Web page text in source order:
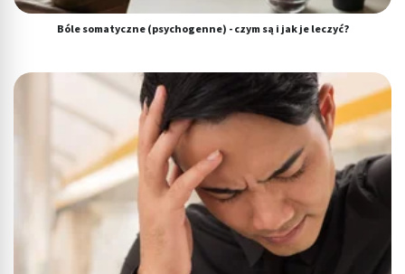
Bóle somatyczne (psychogenne) - czym są i jak je leczyć?